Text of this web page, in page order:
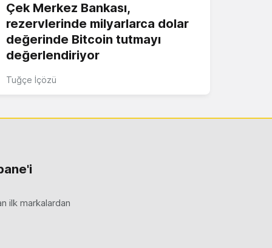
Çek Merkez Bankası,
rezervlerinde milyarlarca dolar
değerinde Bitcoin tutmayı
değerlendiriyor
Tuğçe İçözü
ilk markalardan